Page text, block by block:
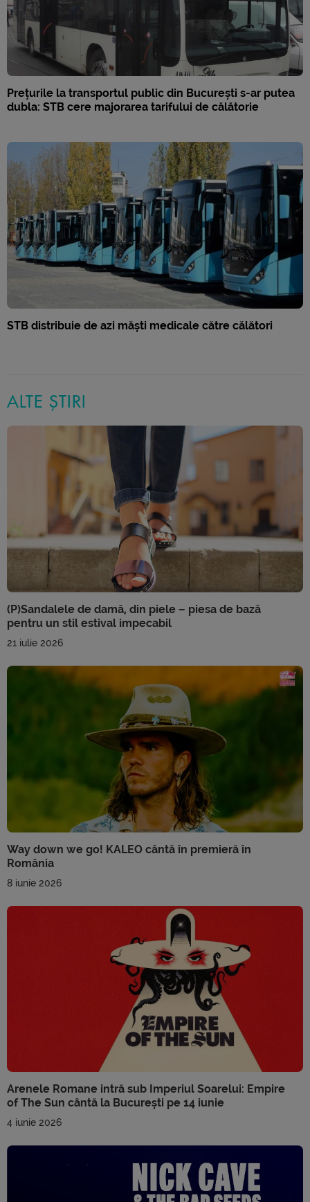
Prețurile la transportul public din București s-ar putea
dubla: STB cere majorarea tarifului de călătorie
STB distribuie de azi măști medicale către călători
ALTE ȘTIRI
(P)Sandalele de damă, din piele – piesa de bază
pentru un stil estival impecabil
21 iulie 2026
Way down we go! KALEO cântă în premieră în
România
8 iunie 2026
Arenele Romane intră sub Imperiul Soarelui: Empire
of The Sun cântă la București pe 14 iunie
4 iunie 2026